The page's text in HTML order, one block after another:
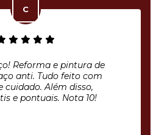
Reforma e pintura de
anti. Tudo feito com
cuidado. Além disso,
e pontuais. Nota 10!